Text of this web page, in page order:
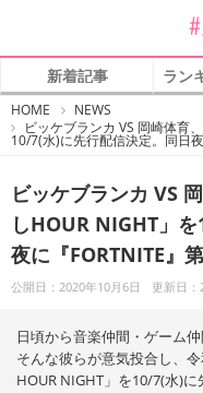
新着記事 ラン
HOME
オ
ト
ナ
NEWS
ビッケブランカ VS 岡崎体育
10/7(水)に先行配信決定。同日
ビッケブランカ VS
しHOUR NIGHT」
夜に『FORTNITE』
公開日：2020年10月6日 更新日：
日頃から音楽仲間・ゲーム
そんな彼らが意気投合し、
HOUR NIGHT」を10/7(水)に